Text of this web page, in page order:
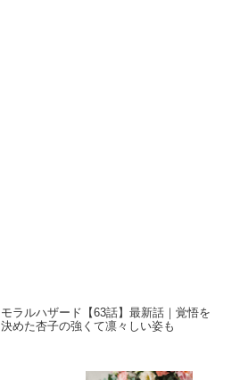
モラルハザード【63話】最新話｜覚悟を
決めた杏子の強くて凛々しい姿も